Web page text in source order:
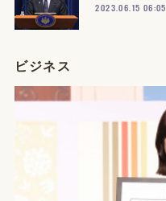
2023.06.15 06:05
ビジネス